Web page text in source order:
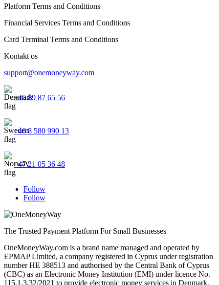
Platform Terms and Conditions
Financial Services Terms and Conditions
Card Terminal Terms and Conditions
Kontakt os
support@onemoneyway.com
+45 89 87 65 56
+46 8 580 990 13
+47 21 05 36 48
Follow
Follow
The Trusted Payment Platform For Small Businesses
OneMoneyWay.com is a brand name managed and operated by
EPMAP Limited, a company registered in Cyprus under registration
number ΗΕ 388513 and authorised by the Central Bank of Cyprus
(CBC) as an Electronic Money Institution (EMI) under licence No.
115.1.3.32/2021 to provide electronic money services in Denmark,